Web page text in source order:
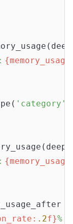
'category'
.2f}%'